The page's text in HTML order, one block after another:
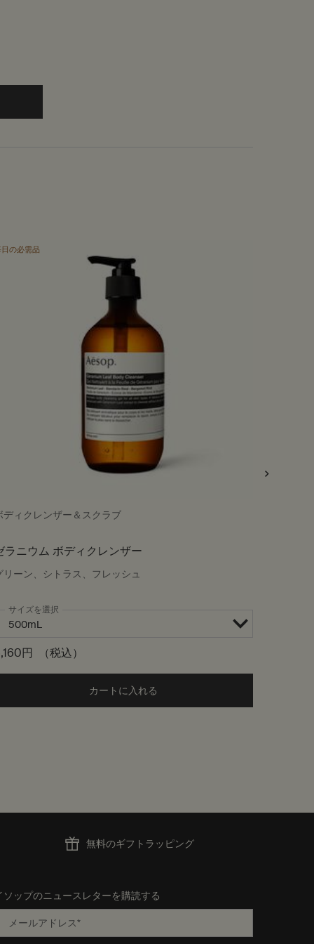
ィック ハンドバーム to cart
の必需品
ディクレンザー＆スクラブ
ラニウム ボディクレンザー
リーン、シトラス、フレッシュ
サイズを選択
円 （税込）
カートに入れる
無料のギフトラッピング
ソップのニュースレターを購読する
メールアドレス*